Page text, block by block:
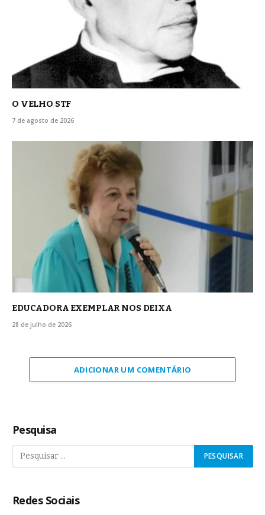
O VELHO STF
7 de agosto de 2026
EDUCADORA EXEMPLAR NOS DEIXA
28 de julho de 2026
ADICIONAR UM COMENTÁRIO
Pesquisa
Redes Sociais